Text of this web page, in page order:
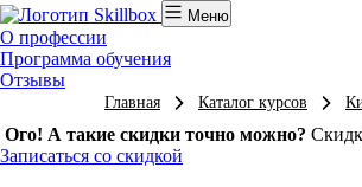
Меню
О профессии
Программа обучения
Отзывы
Главная Каталог курсов
Ого! А такие скидки точно можно?
Записаться со скидкой